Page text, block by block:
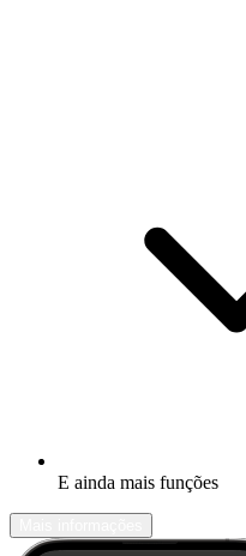
E ainda mais funções